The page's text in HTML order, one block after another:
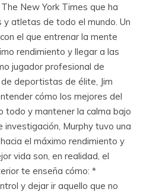
New York Times que ha
y atletas de todo el mundo. Un
el que entrenar la mente
rendimiento y llegar a las
jugador profesional de
deportistas de élite, Jim
cómo los mejores del
todo y mantener la calma bajo
investigación, Murphy tuvo una
el máximo rendimiento y
vida son, en realidad, el
te enseña cómo: *
y dejar ir aquello que no